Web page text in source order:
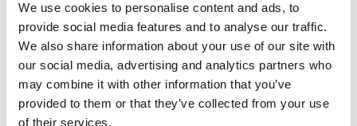
We use cookies to personalise content and ads, to
provide social media features and to analyse our traffic.
We also share information about your use of our site with
our social media, advertising and analytics partners who
may combine it with other information that you’ve
provided to them or that they’ve collected from your use
of their services.
Toggle features
Wszystkie cechy
Toggle techspec
Dane techniczne
Toggle guides and instructions
Instrukcje